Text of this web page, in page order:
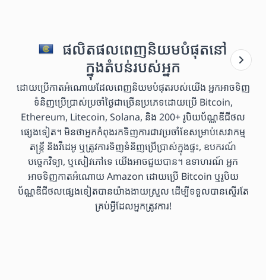
ផលិតផលពេញនិយមបំផុតនៅ
ក្នុងតំបន់របស់អ្នក
ដោយប្រើកាតអំណោយដែលពេញនិយមបំផុតរបស់យើង អ្នកអាចទិញ
ទំនិញប្រើប្រាស់ប្រចាំថ្ងៃជាច្រើនប្រភេទដោយប្រើ Bitcoin,
Ethereum, Litecoin, Solana, និង 200+ រូបិយប័ណ្ណឌីជីថល
ផ្សេងទៀត។ មិនថាអ្នកកំពុងរកទិញការជាវប្រចាំខែសម្រាប់សេវាកម្ម
តន្ត្រី និងវីដេអូ ឬត្រូវការទិញទំនិញប្រើប្រាស់ក្នុងផ្ទះ, ឧបករណ៍
បច្ចេកវិទ្យា, ឬសៀវភៅទេ យើងអាចជួយបាន។ ឧទាហរណ៍ អ្នក
អាចទិញកាតអំណោយ Amazon ដោយប្រើ Bitcoin ឬរូបិយ
ប័ណ្ណឌីជីថលផ្សេងទៀតបានយ៉ាងងាយស្រួល ដើម្បីទទួលបានស្ទើរតែ
គ្រប់អ្វីដែលអ្នកត្រូវការ!